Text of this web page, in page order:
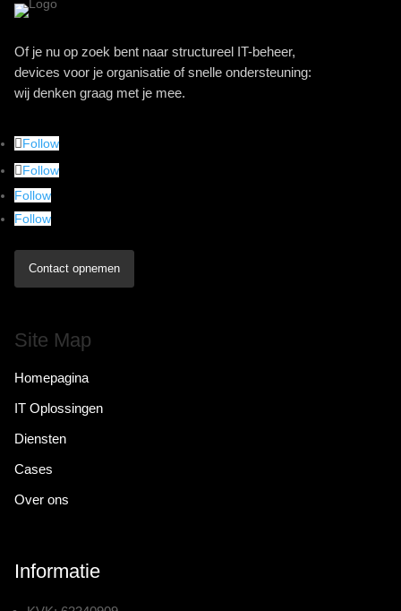
Of je nu op zoek bent naar structureel IT-beheer,
devices voor je organisatie of snelle ondersteuning:
wij denken graag met je mee.
Follow
Follow
Follow
Follow
Contact opnemen
Site Map
Homepagina
IT Oplossingen
Diensten
Cases
Over ons
Informatie